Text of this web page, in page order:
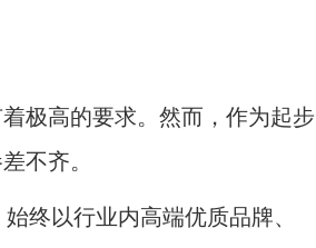
极高的要求。然而，作为起步
不齐。
终以行业内高端优质品牌、